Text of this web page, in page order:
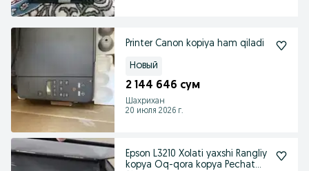
Printer Canon kopiya ham qiladi
Новый
2 144 646 сум
Шахрихан
20 июля 2026 г.
Epson L3210 Xolati yaxshi Rangliy
kopya Oq-qora kopya Pechat